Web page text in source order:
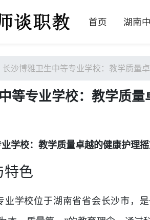
首页 湖南
长沙博雅卫生中等专业学校：教学质量
等专业学校：教学质
学校：教学质量卓越的健康护理
特色
业学校位于湖南省省会长沙市，